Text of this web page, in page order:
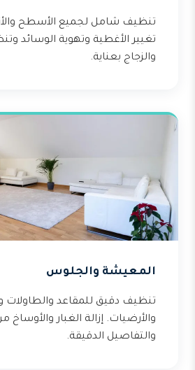
تنظيف شامل لجميع الأسطح
تغيير الأغطية وتهوية الوسائد
والزجاج بعناية.
المعيشة والجلوس
تنظيف دقيق للمقاعد والطاولات
والأرضيات. إزالة الغبار والأوساخ
والتفاصيل الدقيقة.